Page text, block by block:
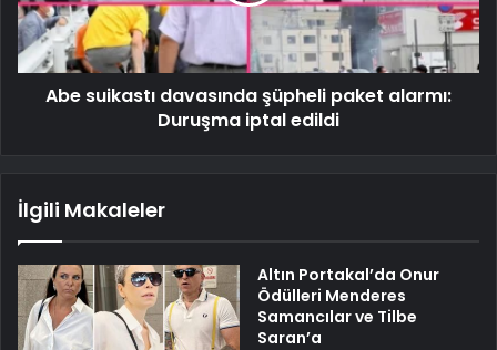
Abe suikastı davasında şüpheli paket alarmı:
Duruşma iptal edildi
İlgili Makaleler
Altın Portakal’da Onur
Ödülleri Menderes
Samancılar ve Tilbe
Saran’a